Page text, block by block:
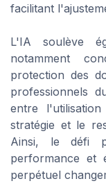
facilitant
L'IA soulève
notamment
protection des
professionnels
entre
stratégie et le
Ainsi, le défi
performance et
perpétuel